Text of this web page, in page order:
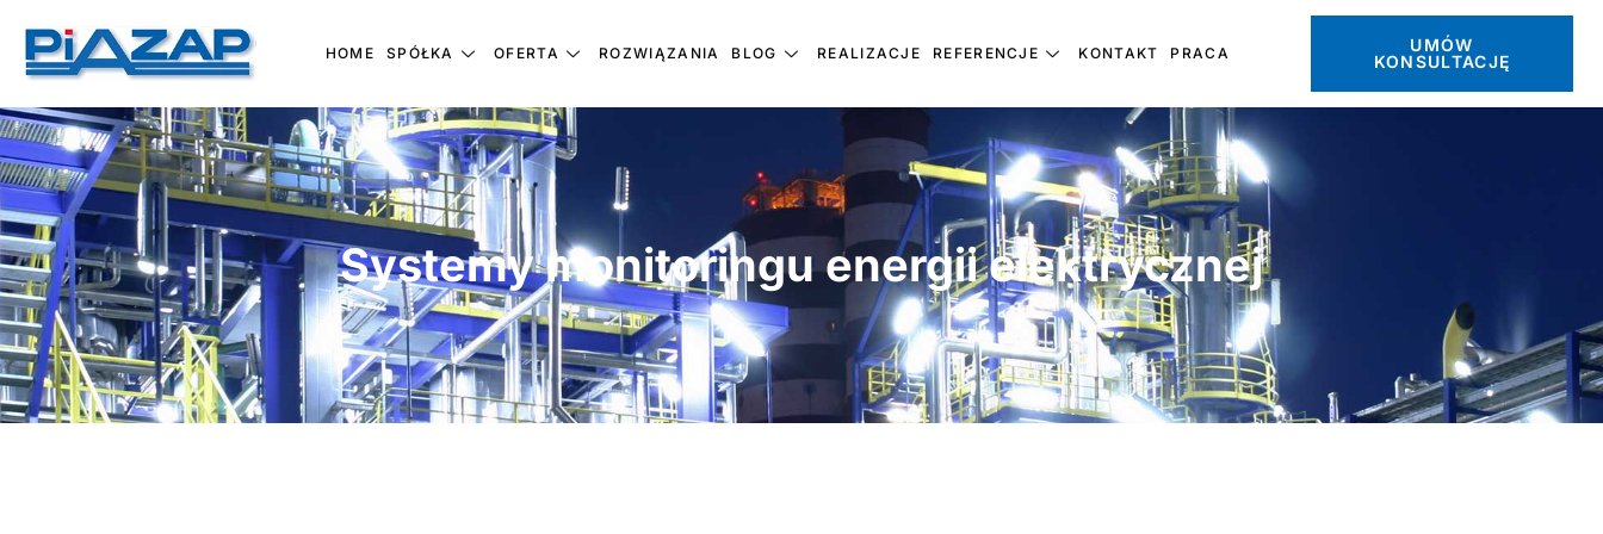
HOME SPÓŁKA OFERTA ROZWIĄZANIA BLOG REALIZACJE REFERENCJE KONTAKT PRACA
UMÓW
KONSULTACJĘ
Systemy monitoringu energii elektrycznej